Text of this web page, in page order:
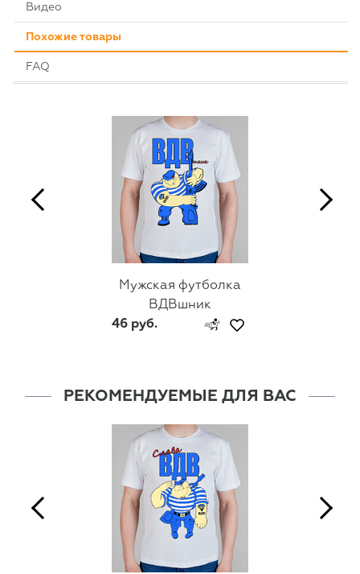
Видео
Похожие товары
FAQ
Мужская футболка
ВДВшник
46 руб.
РЕКОМЕНДУЕМЫЕ ДЛЯ ВАС